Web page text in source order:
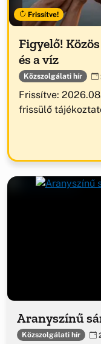
Frissítve!
Figyelő!
és a víz
Közszolgálati hír
Frissítve:
frissülő
Aranyszínű
Közszolgálati hír